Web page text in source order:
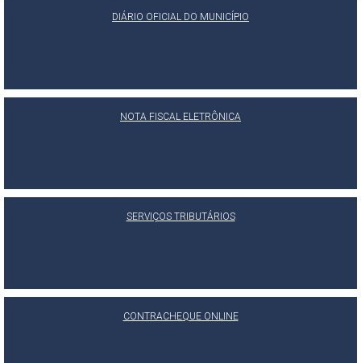
DIÁRIO OFICIAL DO MUNICÍPIO
NOTA FISCAL ELETRÔNICA
SERVIÇOS TRIBUTÁRIOS
CONTRACHEQUE ONLINE